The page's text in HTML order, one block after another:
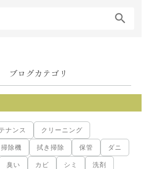
ブログカテゴリ
ナンス クリーニング
掃除機 拭き掃除 保管 ダニ
臭い カビ シミ 洗剤